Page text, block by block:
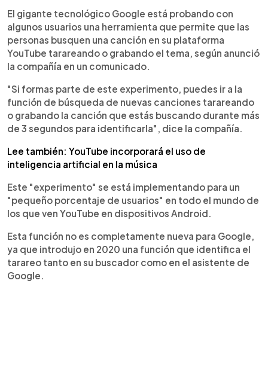
► Escuchar artículo
El gigante tecnológico Google está probando con
algunos usuarios una herramienta que permite que las
personas busquen una canción en su plataforma
YouTube tarareando o grabando el tema, según anunció
la compañía en un comunicado.
"Si formas parte de este experimento, puedes ir a la
función de búsqueda de nuevas canciones tarareando
o grabando la canción que estás buscando durante más
de 3 segundos para identificarla", dice la compañía.
Lee también: YouTube incorporará el uso de
inteligencia artificial en la música
Este "experimento" se está implementando para un
"pequeño porcentaje de usuarios" en todo el mundo de
los que ven YouTube en dispositivos Android.
Esta función no es completamente nueva para Google,
ya que introdujo en 2020 una función que identifica el
tarareo tanto en su buscador como en el asistente de
Google.